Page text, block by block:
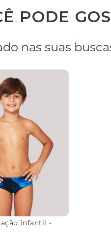
PODE
nas suas
infantil -